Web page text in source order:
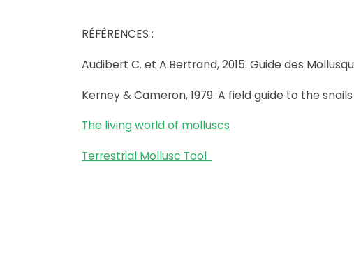
RÉFÉRENCES :
Audibert C. et A.Bertrand, 2015. Guide des
Kerney & Cameron, 1979. A field guide to the
The living world of molluscs
Terrestrial Mollusc Tool